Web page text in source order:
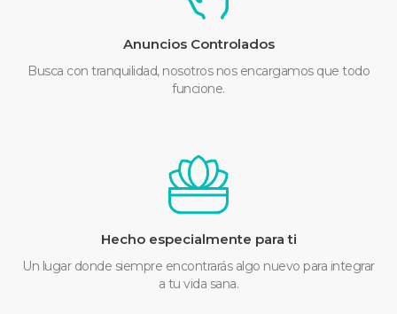
Anuncios Controlados
Busca con tranquilidad, nosotros nos encargamos que todo
funcione.
Hecho especialmente para ti
Un lugar donde siempre encontrarás algo nuevo para integrar
a tu vida sana.